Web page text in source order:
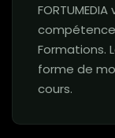
Formations.
forme de
cours.